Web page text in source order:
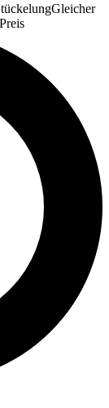
Gleicher